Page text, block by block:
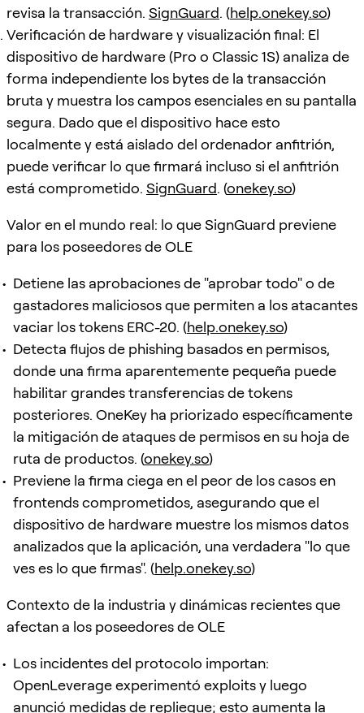
revisa la transacción. SignGuard. (help.onekey.so)
Verificación de hardware y visualización final: El
dispositivo de hardware (Pro o Classic 1S) analiza de
forma independiente los bytes de la transacción
bruta y muestra los campos esenciales en su pantalla
segura. Dado que el dispositivo hace esto
localmente y está aislado del ordenador anfitrión,
puede verificar lo que firmará incluso si el anfitrión
está comprometido. SignGuard. (onekey.so)
Valor en el mundo real: lo que SignGuard previene
para los poseedores de OLE
Detiene las aprobaciones de "aprobar todo" o de
gastadores maliciosos que permiten a los atacantes
vaciar los tokens ERC-20. (help.onekey.so)
Detecta flujos de phishing basados en permisos,
donde una firma aparentemente pequeña puede
habilitar grandes transferencias de tokens
posteriores. OneKey ha priorizado específicamente
la mitigación de ataques de permisos en su hoja de
ruta de productos. (onekey.so)
Previene la firma ciega en el peor de los casos en
frontends comprometidos, asegurando que el
dispositivo de hardware muestre los mismos datos
analizados que la aplicación, una verdadera "lo que
ves es lo que firmas". (help.onekey.so)
Contexto de la industria y dinámicas recientes que
afectan a los poseedores de OLE
Los incidentes del protocolo importan:
OpenLeverage experimentó exploits y luego
anunció medidas de repliegue; esto aumenta la